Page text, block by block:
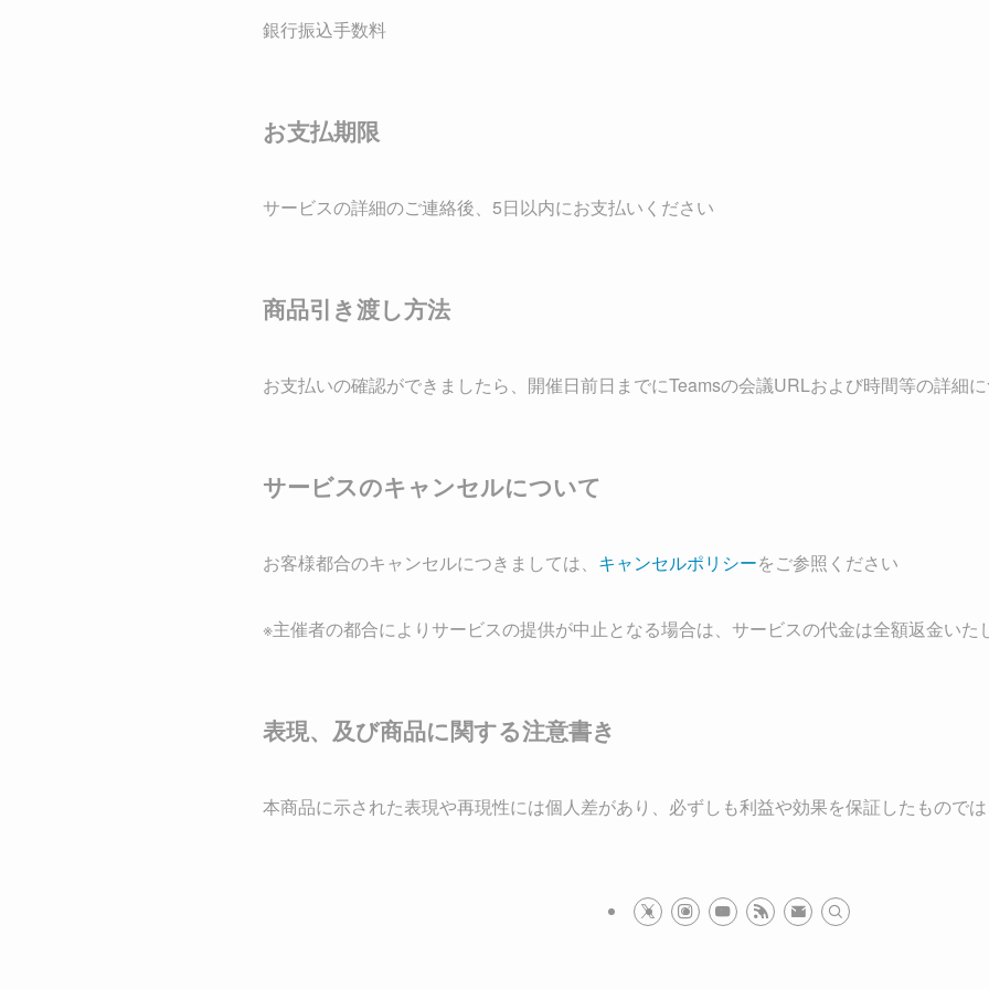
銀行振込手数料
お支払期限
サービスの詳細のご連絡後、5日以内にお支払いください
商品引き渡し方法
お支払いの確認ができましたら、開催日前日までにTeamsの会議URLおよび時間等の詳細
サービスのキャンセルについて
お客様都合のキャンセルにつきましては、 キャンセルポリシーをご参照ください
※主催者の都合によりサービスの提供が中止となる場合は、サービスの代金は全額返金いた
表現、及び商品に関する注意書き
本商品に示された表現や再現性には個人差があり、必ずしも利益や効果を保証したもので